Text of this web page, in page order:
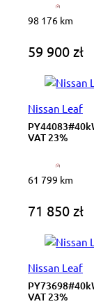
98 176 km
59 900 zł
Nissan Leaf
VAT 23%
61 799 km
71 850 zł
Nissan Leaf
VAT 23%